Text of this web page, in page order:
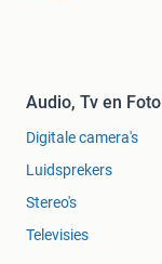
Audio, Tv en Foto
Digitale camera's
Luidsprekers
Stereo's
Televisies